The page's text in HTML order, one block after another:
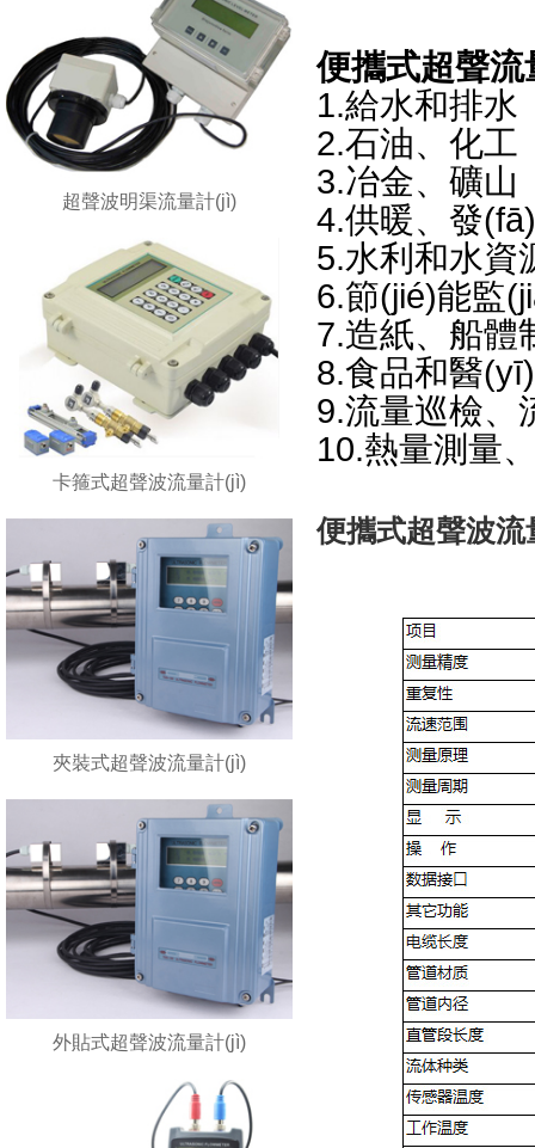
超聲波明渠流量計(jì)
卡箍式超聲波流量計(jì)
夾裝式超聲波流量計(jì)
外貼式超聲波流量計(jì)
便攜式超聲
1.給水和排水
2.石油、化工
3.冶金、礦山
4.供暖、發
5.水利和水資
6.節(jié)能監
7.造紙、船體
8.食品和醫
9.流量巡檢
10.熱量測量
便攜式超聲波